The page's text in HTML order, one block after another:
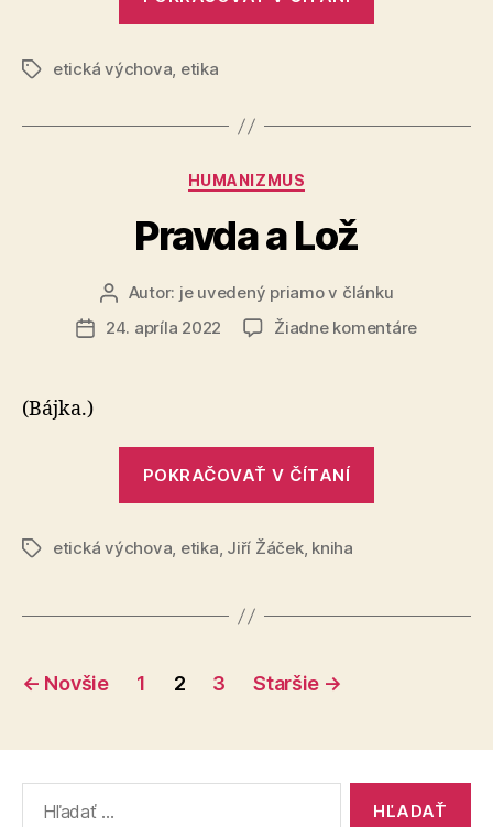
Značkyetická výchova, etika
Kategórie
HUMANIZMUS
Pravda a Lož
Autor
článku
Autor: je uvedený priamo v článku
Dátum
24. apríla 2022 Žiadne komentárena
(Bájka.)
POKRAČOVAŤ V ČÍTANÍ
Značkyetická výchova, etika, Jiří Žáček, kniha
Stránkovanie
← Novšie 1 2 3 Staršie →